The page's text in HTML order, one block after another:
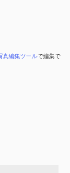
真編集ツールで編集で